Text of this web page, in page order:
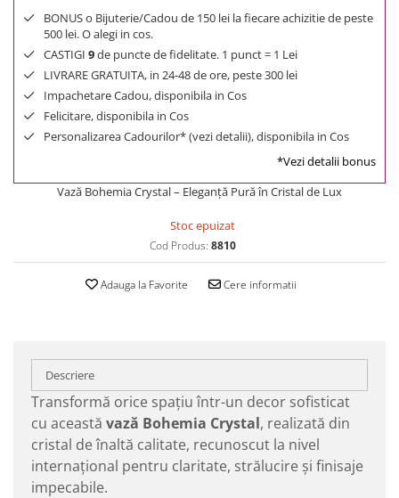
BONUS o Bijuterie/Cadou de 150 lei la fiecare achizitie de peste
500 lei. O alegi in cos.
CASTIGI 9de puncte de fidelitate. 1 punct = 1 Lei
LIVRARE GRATUITA, in 24-48 de ore, peste 300 lei
Impachetare Cadou, disponibila in Cos
Felicitare, disponibila in Cos
Personalizarea Cadourilor* (vezi detalii), disponibila in Cos
*Vezi detalii bonus
Vază Bohemia Crystal – Eleganță Pură în Cristal de Lux
Stoc epuizat
Cod Produs: 8810
Adauga la Favorite Cere informatii
Descriere
Transformă orice spațiu într-un decor sofisticat
cu această vază Bohemia Crystal, realizată din
cristal de înaltă calitate, recunoscut la nivel
internațional pentru claritate, strălucire și finisaje
impecabile.